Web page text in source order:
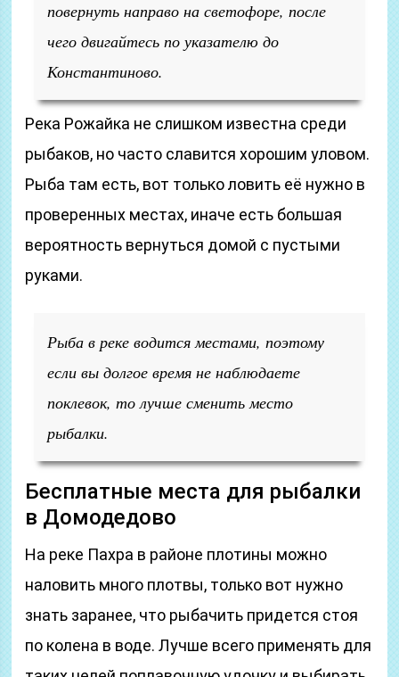
повернуть направо на светофоре, после
чего двигайтесь по указателю до
Константиново.
Река Рожайка не слишком известна среди
рыбаков, но часто славится хорошим уловом.
Рыба там есть, вот только ловить её нужно в
проверенных местах, иначе есть большая
вероятность вернуться домой с пустыми
руками.
Рыба в реке водится местами, поэтому
если вы долгое время не наблюдаете
поклевок, то лучше сменить место
рыбалки.
Бесплатные места для рыбалки
в Домодедово
На реке Пахра в районе плотины можно
наловить много плотвы, только вот нужно
знать заранее, что рыбачить придется стоя
по колена в воде. Лучше всего применять для